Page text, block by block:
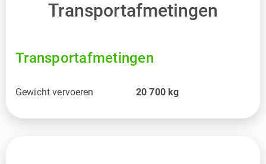
Transportafmetingen
Transportafmetingen
Gewicht vervoeren 20 700 kg